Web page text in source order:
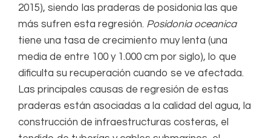
2015), siendo las praderas de posidonia las que
más sufren esta regresión. Posidonia oceanica
tiene una tasa de crecimiento muy lenta (una
media de entre 100 y 1.000 cm por siglo), lo que
dificulta su recuperación cuando se ve afectada.
Las principales causas de regresión de estas
praderas están asociadas a la calidad del agua, la
construcción de infraestructuras costeras, el